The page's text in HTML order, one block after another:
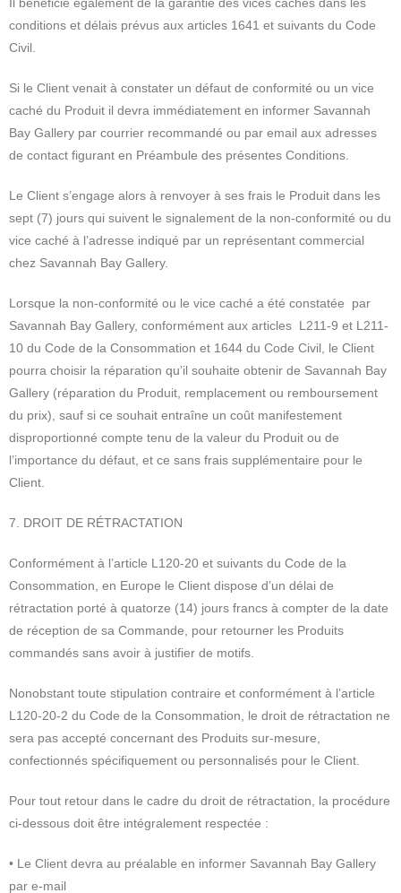
conditions et délais prévus aux articles 1641 et suivants du Code
Civil.
Si le Client venait à constater un défaut de conformité ou un vice
caché du Produit il devra immédiatement en informer Savannah
Bay Gallery par courrier recommandé ou par email aux adresses
de contact figurant en Préambule des présentes Conditions.
Le Client s’engage alors à renvoyer à ses frais le Produit dans les
sept (7) jours qui suivent le signalement de la non-conformité ou du
vice caché à l’adresse indiqué par un représentant commercial
chez Savannah Bay Gallery.
Lorsque la non-conformité ou le vice caché a été constatée par
Savannah Bay Gallery, conformément aux articles L211-9 et L211-
10 du Code de la Consommation et 1644 du Code Civil, le Client
pourra choisir la réparation qu’il souhaite obtenir de Savannah Bay
Gallery (réparation du Produit, remplacement ou remboursement
du prix), sauf si ce souhait entraîne un coût manifestement
disproportionné compte tenu de la valeur du Produit ou de
l’importance du défaut, et ce sans frais supplémentaire pour le
Client.
7. DROIT DE RÉTRACTATION
Conformément à l’article L120-20 et suivants du Code de la
Consommation, en Europe le Client dispose d’un délai de
rétractation porté à quatorze (14) jours francs à compter de la date
de réception de sa Commande, pour retourner les Produits
commandés sans avoir à justifier de motifs.
Nonobstant toute stipulation contraire et conformément à l’article
L120-20-2 du Code de la Consommation, le droit de rétractation ne
sera pas accepté concernant des Produits sur-mesure,
confectionnés spécifiquement ou personnalisés pour le Client.
Pour tout retour dans le cadre du droit de rétractation, la procédure
ci-dessous doit être intégralement respectée :
• Le Client devra au préalable en informer Savannah Bay Gallery
par e-mail